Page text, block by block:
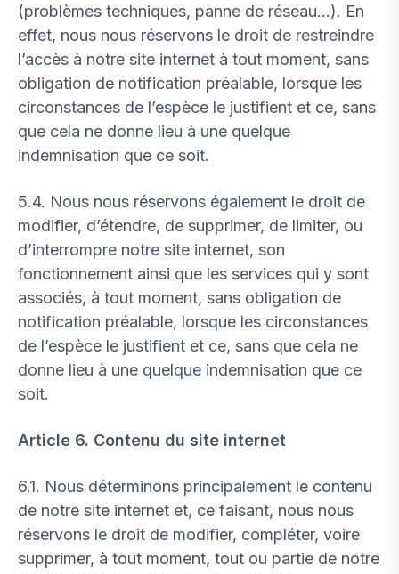
(problèmes techniques, panne de réseau…). En
effet, nous nous réservons le droit de restreindre
l’accès à notre site internet à tout moment, sans
obligation de notification préalable, lorsque les
circonstances de l’espèce le justifient et ce, sans
que cela ne donne lieu à une quelque
indemnisation que ce soit.
5.4. Nous nous réservons également le droit de
modifier, d’étendre, de supprimer, de limiter, ou
d’interrompre notre site internet, son
fonctionnement ainsi que les services qui y sont
associés, à tout moment, sans obligation de
notification préalable, lorsque les circonstances
de l’espèce le justifient et ce, sans que cela ne
donne lieu à une quelque indemnisation que ce
soit.
Article 6. Contenu du site internet
6.1. Nous déterminons principalement le contenu
de notre site internet et, ce faisant, nous nous
réservons le droit de modifier, compléter, voire
supprimer, à tout moment, tout ou partie de notre